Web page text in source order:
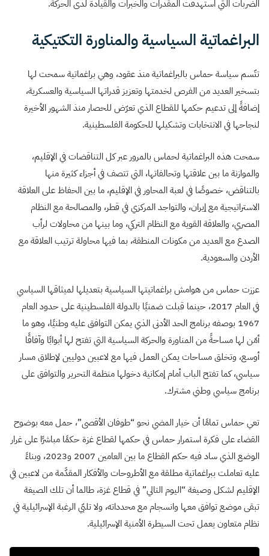
الضربات التي استهدفت المقدرات والخبرات والقيادة لدى الحركة.
البراغماتية السياسية والمناورة التكتيكية
تتّسم سياسة حماس بالبراغماتية منذ عقود، وهي براغماتية سمحت لها
بتسخير العديد من الفرص لخدمتها وتعزيز قدراتها السياسية والعسكرية،
إضافةً إلى تدعيم حكمها للقطاع الذي تعرّض للحصار منذ الشهور الأخيرة
لنجاحها في الانتخابات وتشكيلها للحكومة الفلسطينية.
سمحت هذه البراغماتية لحماس بالمرور عبر كل التناقضات في الإقليم،
والموازنة ما بين علاقتها وتحالفاتها، التي تتصف في أجزاء كثيرة منها
بالتناقض، خصوصًا في لعبة المحاور في الإقليم، ما بين الحفاظ على العلاقة
الاستراتيجية مع إيران، والتواجد المركزي في قطر، والمصالحة مع النظام
المصري، والعلاقة القوية مع النظام التركي، وما بينها من محاولات لرأب
الصدع مع العديد من مكونات المنطقة، بما فيها محاولة ترتيب العلاقة مع
الأردن والسعودية.
عززت حماس من هوامش براغماتيتها السياسية بتعديلها لميثاقها السياسي
في العام 2017، حينما قبلت ضمنيًا بالدولة الفلسطينية على حدود العام
1967 بوصفه برنامج الحد الأدنى الذي يمكن التوافق عليه وطنيًا، وهو ما
أمّن لها مساحةً من المناورة والحركة السياسية التي تفتح لها أبوابًا وآفاقًا
أوسع، وتخلق مساحات يمكن العمل فيها مع لاعبين دوليين لإطلاق مسار
سياسي، كما تفتح الباب أمام إمكانية دخولها منظمة التحرير والتوافق على
برنامج سياسي وطني مشترك.
تعي حماس تمامًا أن خيار المضي نحو “طوفان الأقصى”، حمل معه بوضوح
القضاء على فكرة استمرار حماس في حكمها لقطاع غزة حكمًا مباشرًا على غرار
الوضع الذي ساد فيه حكم القطاع ما بين العامين 2007 و2023، وبناءً
عليه تعاملت ببراغماتية مطلقة مع الأطروحات والأفكار المقدَّمة من لاعبين في
الإقليم لشكل وصيغة “اليوم التالي” في قطاع غزة، طالما أن تلك الصيغة
تبقى موضع توافق معها وانسجام مع محدداته، ولا تلبّي الرغبة الإسرائيلية في
نظام متعاون يعمل تحت السيطرة الأمنية الإسرائيلية.